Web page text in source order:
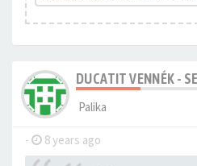
DUCATIT VENNÉK -
Palika
- 8 years ago